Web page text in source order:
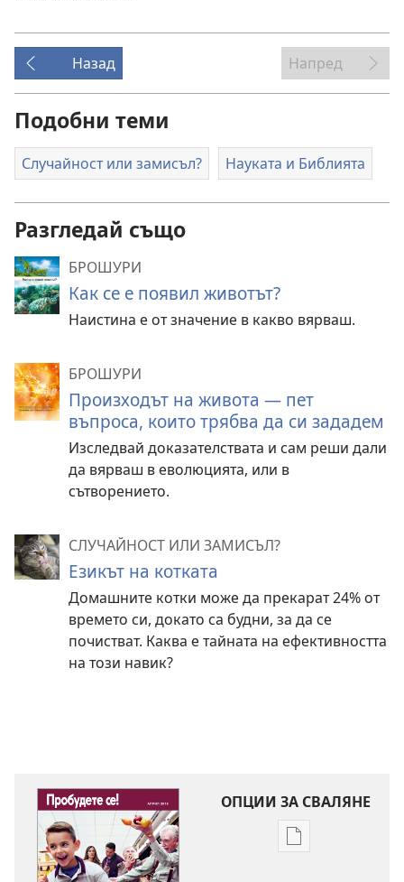
Назад Напред
Подобни теми
Случайност или замисъл? Науката и Библията
Разгледай също
БРОШУРИ
Как се е появил животът?
Наистина е от значение в какво вярваш.
БРОШУРИ
Произходът на живота — пет
въпроса, които трябва да си зададем
Изследвай доказателствата и сам реши дали
да вярваш в еволюцията, или в
сътворението.
СЛУЧАЙНОСТ ИЛИ ЗАМИСЪЛ?
Езикът на котката
Домашните котки може да прекарат 24% от
времето си, докато са будни, за да се
почистват. Каква е тайната на ефективността
на този навик?
ОПЦИИ ЗА СВАЛЯНЕ
Опции